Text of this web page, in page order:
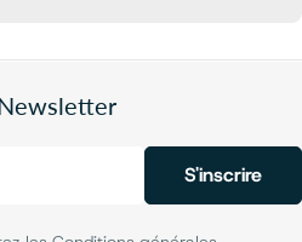
S'inscrire